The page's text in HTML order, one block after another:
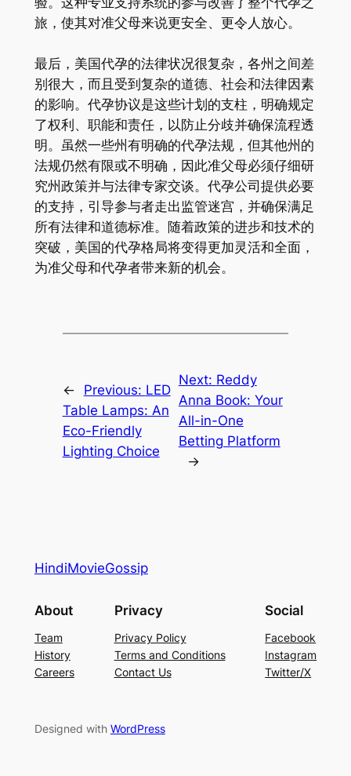
旅，使其对准父母来说更安全、更令人放心。
最后，美国代孕的法律状况很复杂，各州之间差
别很大，而且受到复杂的道德、社会和法律因素
的影响。代孕协议是这些计划的支柱，明确规定
了权利、职能和责任，以防止分歧并确保流程透
明。虽然一些州有明确的代孕法规，但其他州的
法规仍然有限或不明确，因此准父母必须仔细研
究州政策并与法律专家交谈。代孕公司提供必要
的支持，引导参与者走出监管迷宫，并确保满足
所有法律和道德标准。随着政策的进步和技术的
突破，美国的代孕格局将变得更加灵活和全面，
为准父母和代孕者带来新的机会。
← Previous: LED
Table Lamps: An
Eco-Friendly
Lighting Choice
Next: Reddy
Anna Book: Your
All-in-One
Betting Platform
→
HindiMovieGossip
About
Team
History
Careers
Privacy
Privacy Policy
Terms and Conditions
Contact Us
Social
Facebook
Instagram
Twitter/X
Designed with WordPress